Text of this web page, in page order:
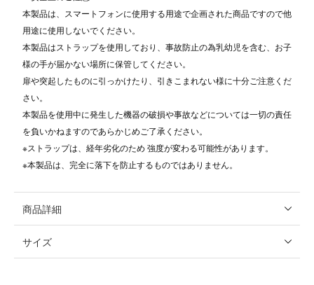
本製品は、スマートフォンに使用する用途で企画された商品ですので他
用途に使用しないでください。
本製品はストラップを使用しており、事故防止の為乳幼児を含む、お子
様の手が届かない場所に保管してください。
扉や突起したものに引っかけたり、引きこまれない様に十分ご注意くだ
さい。
本製品を使用中に発生した機器の破損や事故などについては一切の責任
を負いかねますのであらかじめご了承ください。
※ストラップは、経年劣化のため 強度が変わる可能性があります。
※本製品は、完全に落下を防止するものではありません。
商品詳細
サイズ